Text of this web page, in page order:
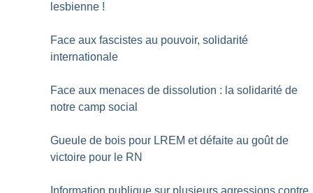
lesbienne !
Face aux fascistes au pouvoir, solidarité
internationale
Face aux menaces de dissolution : la solidarité de
notre camp social
Gueule de bois pour LREM et défaite au goût de
victoire pour le RN
Information publique sur plusieurs agressions contre